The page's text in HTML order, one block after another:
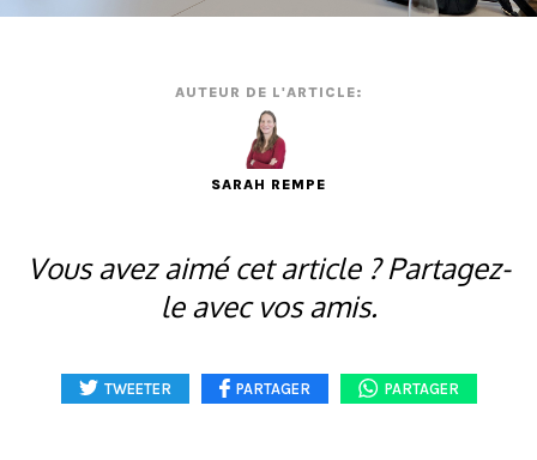
AUTEUR DE L'ARTICLE:
SARAH REMPE
Vous avez aimé cet article ? Partagez-
le avec vos amis.
TWEETER PARTAGER PARTAGER